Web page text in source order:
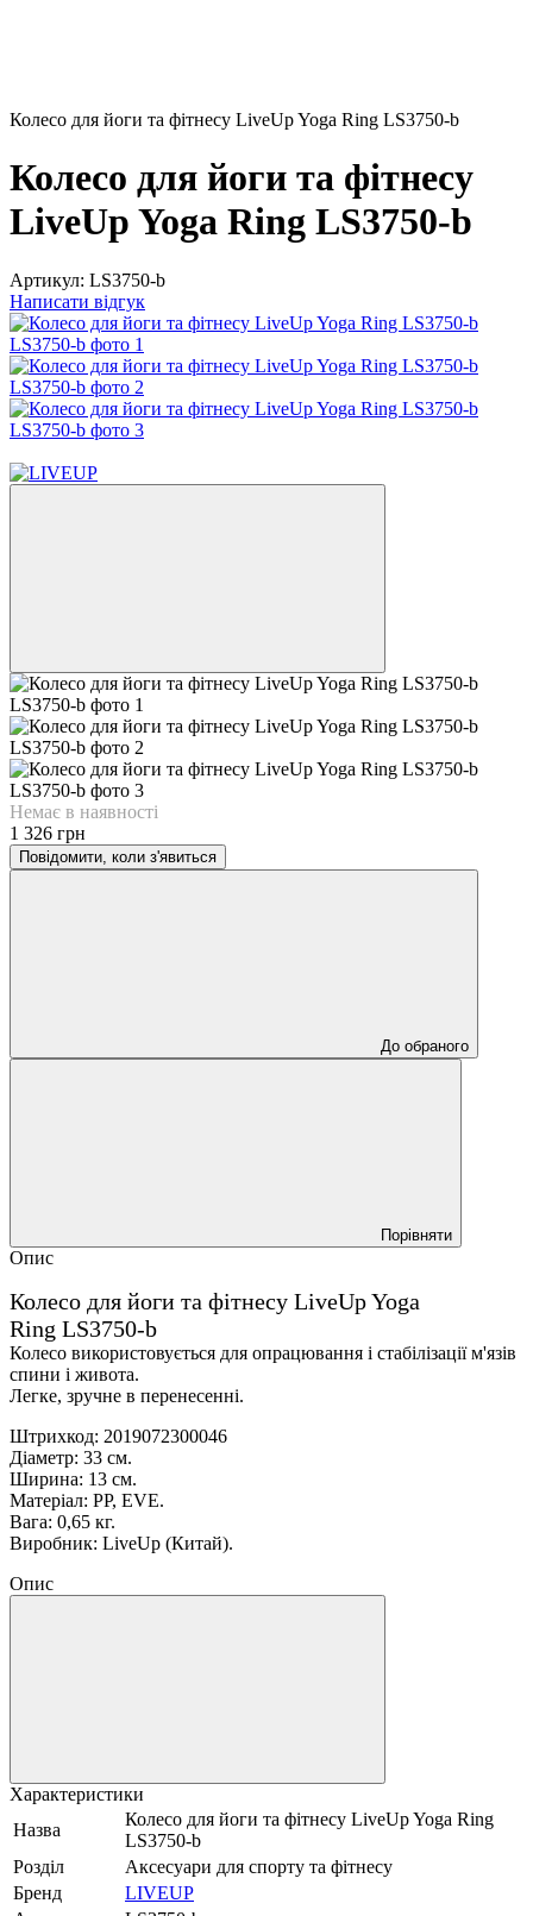
Колесо для йоги та фітнесу LiveUp Yoga Ring LS3750-b
Колесо для йоги та фітнесу
LiveUp Yoga Ring LS3750-b
Артикул: LS3750-b
Написати відгук
Немає в наявності
1 326 грн
Повідомити, коли з'явиться
До обраного
Порівняти
Опис
Колесо для йоги та фітнесу LiveUp Yoga
Ring LS3750-b
Колесо використовується для опрацювання і стабілізації м'язів
спини і живота.
Легке, зручне в перенесенні.
Штрихкод: 2019072300046
Діаметр: 33 см.
Ширина: 13 см.
Матеріал: PP, EVE.
Вага: 0,65 кг.
Виробник: LiveUp (Китай).
Опис
Характеристики
Назва
Колесо для йоги та фітнесу LiveUp Yoga Ring
LS3750-b
Розділ
Аксесуари для спорту та фітнесу
Бренд
LIVEUP